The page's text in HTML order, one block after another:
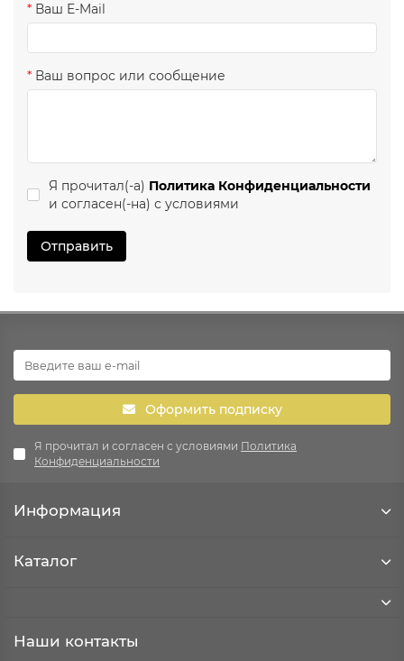
Ваш E-Mail
Ваш вопрос или сообщение
Я прочитал(-а) Политика Конфиденциальности
и согласен(-на) с условиями
Отправить
Оформить подписку
Я прочитал и согласен с условиями Политика
Конфиденциальности
Информация
Каталог
Наши контакты